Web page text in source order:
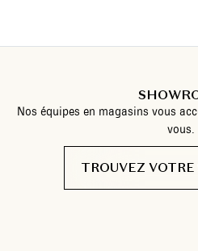
Nos équipes en magasins vous
vous.
TROUVEZ